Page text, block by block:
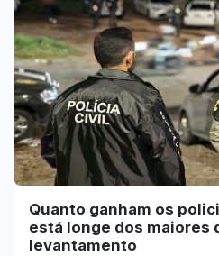
Quanto ganham os
está longe dos maiores
levantamento